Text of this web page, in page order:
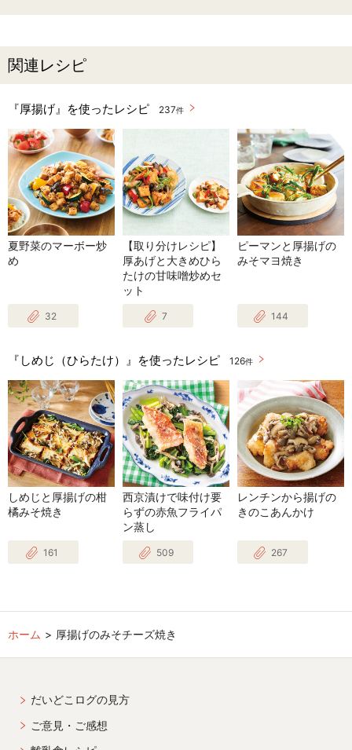
関連レシピ
『厚揚げ』を使ったレシピ 237件
夏野菜のマーボー炒
め
32
【取り分けレシピ】
厚あげと大きめひら
たけの甘味噌炒めセ
ット
7
ピーマンと厚揚げの
みそマヨ焼き
144
『しめじ（ひらたけ）』を使ったレシピ 126件
しめじと厚揚げの柑
橘みそ焼き
161
西京漬けで味付け要
らずの赤魚フライパ
ン蒸し
509
レンチンから揚げの
きのこあんかけ
267
ホーム 厚揚げのみそチーズ焼き
だいどこログの見方
ご意見・ご感想